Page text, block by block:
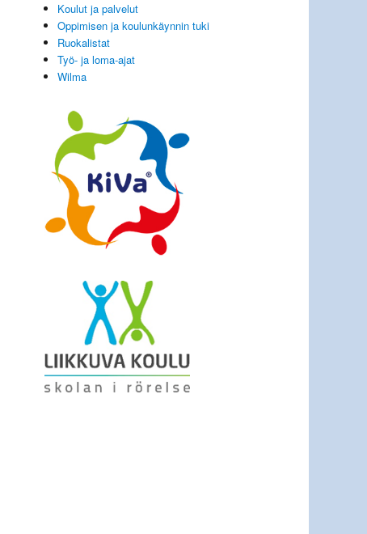
Koulut ja palvelut
Oppimisen ja koulunkäynnin tuki
Ruokalistat
Työ- ja loma-ajat
Wilma